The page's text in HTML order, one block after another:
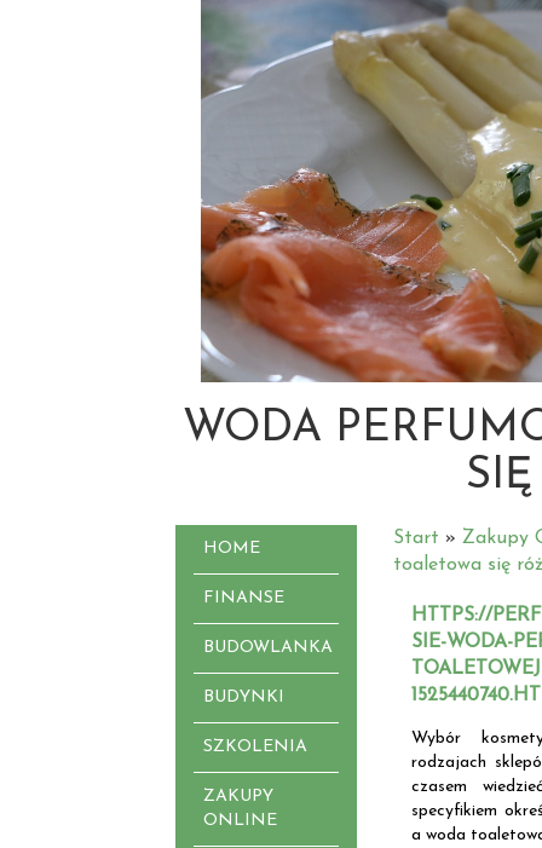
WODA
HOME
FINANSE
BUDOWLANKA
BUDYNKI
SZKOLENIA
ZAKUPY
ONLINE
Start » Zakupy
toaletowa się
HTTPS://
SIE-WODA-
Wybór
rodzajach
czasem
specyfikiem
a woda